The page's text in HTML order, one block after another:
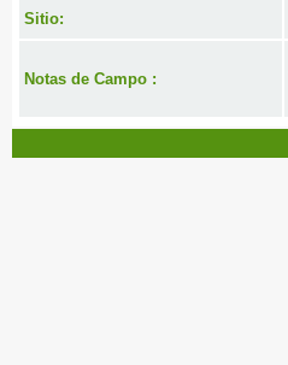
Sitio:
Notas de Campo :